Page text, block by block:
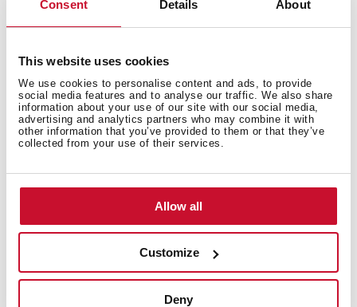
Consent Details About
This website uses cookies
We use cookies to personalise content and ads, to provide
social media features and to analyse our traffic. We also share
information about your use of our site with our social media,
advertising and analytics partners who may combine it with
other information that you’ve provided to them or that they’ve
collected from your use of their services.
Allow all
Customize
Deny